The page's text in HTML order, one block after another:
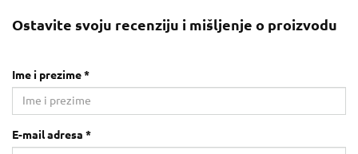
Ostavite svoju recenziju i mišljenje o proizvodu
Ime i prezime *
E-mail adresa *